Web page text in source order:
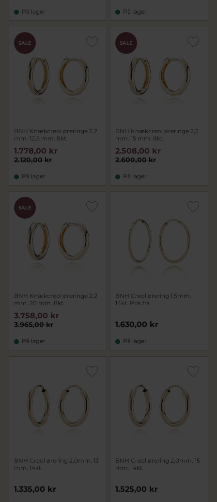
På lager På lager
SALE
BNH Knækcreol øreringe 2,2
mm. 12,5 mm. 8kt.
2.120,00 kr
1.778,00 kr
På lager
SALE
BNH Knækcreol øreringe 2,2
mm. 15 mm. 8kt.
2.600,00 kr
2.508,00 kr
På lager
SALE
BNH Knækcreol øreringe 2,2
mm. 20 mm. 8kt.
3.965,00 kr
3.758,00 kr
På lager
BNH Creol ørering 1,5mm.
14kt. Pris fra
1.630,00 kr
På lager
BNH Creol ørering 2,0mm. 13
mm. 14kt.
1.335,00 kr
BNH Creol ørering 2,0mm. 15
mm. 14kt.
1.525,00 kr